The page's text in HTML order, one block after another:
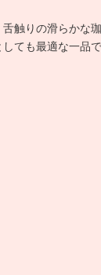
触りの滑らかな
ても最適な一品で